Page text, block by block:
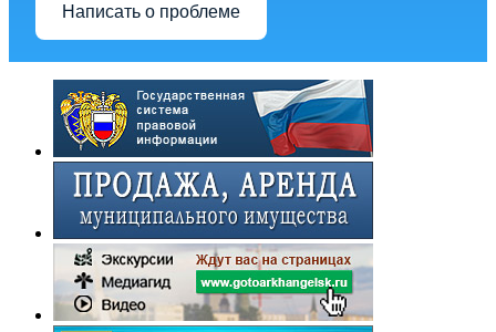
Написать о проблеме